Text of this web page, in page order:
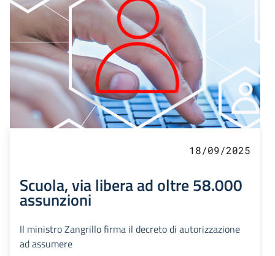
18/09/2025
Scuola, via libera ad oltre 58.000
assunzioni
Il ministro Zangrillo firma il decreto di autorizzazione
ad assumere